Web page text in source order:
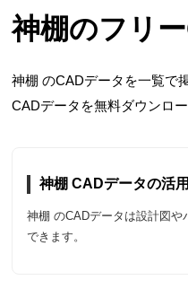
神棚のフリ
神棚 のCADデータを一覧で
CADデータを無料ダウンロ
神棚 CADデータの活用
神棚 のCADデータは設計図
できます。